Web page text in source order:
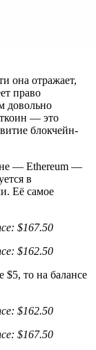
она отражает,
право
довольно
— это
блокчейн-
— Ethereum —
в
Её самое
$167.50
$162.50
$5, то на балансе
$162.50
$167.50